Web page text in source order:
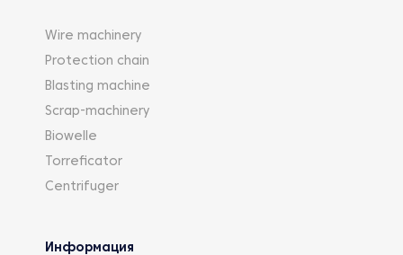
Wire machinery
Protection chain
Blasting machine
Scrap-machinery
Biowelle
Torreficator
Centrifuger
Информация